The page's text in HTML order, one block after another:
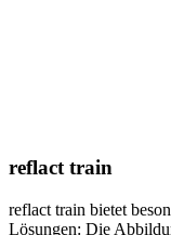
reflact train​
reflact train bietet
Lösungen: Die